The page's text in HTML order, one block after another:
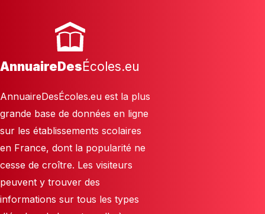
AnnuaireDesÉcoles.eu
AnnuaireDesÉcoles.eu est la plus
grande base de données en ligne
sur les établissements scolaires
en France, dont la popularité ne
cesse de croître. Les visiteurs
peuvent y trouver des
informations sur tous les types